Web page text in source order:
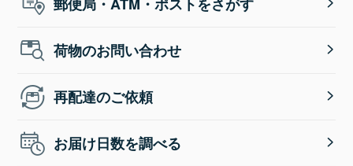
荷物のお問い合わせ
再配達のご依頼
お届け日数を調べる